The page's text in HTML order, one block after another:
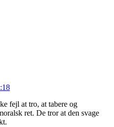
fejl at tro, at tabere og
ret. De tror at den svage